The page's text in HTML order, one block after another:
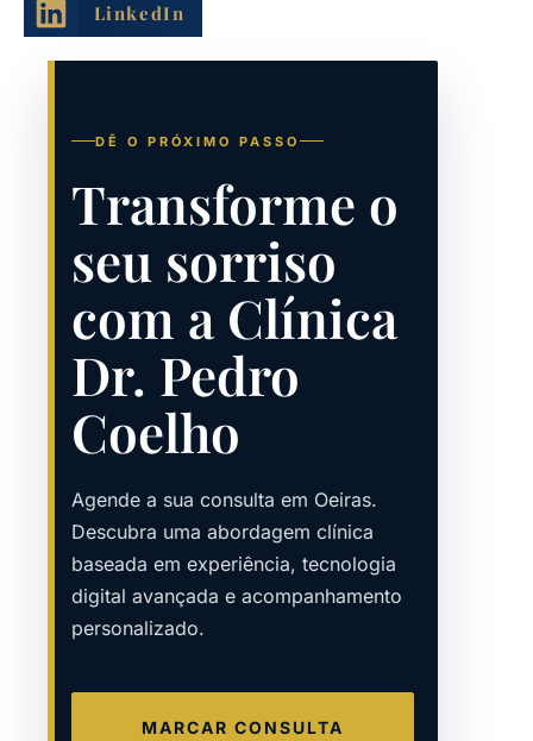
LinkedIn
DÊ O PRÓXIMO PASSO
Transforme o
seu sorriso
com a Clínica
Dr. Pedro
Coelho
Agende a sua consulta em Oeiras.
Descubra uma abordagem clínica
baseada em experiência, tecnologia
digital avançada e acompanhamento
personalizado.
MARCAR CONSULTA